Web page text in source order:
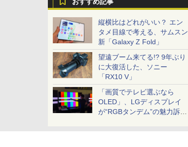
縦横比はどれがいい？ エン
タメ目線で考える、サムスン
新「Galaxy Z Fold」
望遠ブーム来てる!? 9年ぶり
に大復活した、ソニー
「RX10 V」
「画質でテレビ選ぶなら
OLED」、LGディスプレイ
が“RGBタンデム”の魅力訴